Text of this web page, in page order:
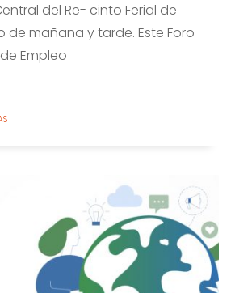
del Re- cinto Ferial de
de mañana y tarde. Este Foro
Empleo